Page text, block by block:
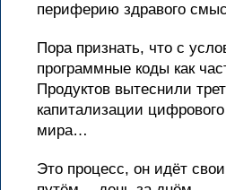
периферию здравого
Пора признать, что с
программные коды как
Продуктов вытеснили
капитализации
мира…
Это процесс, он идёт